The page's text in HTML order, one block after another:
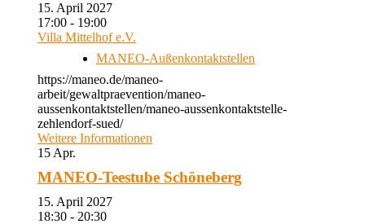
15. April 2027
17:00 - 19:00
Villa Mittelhof e.V.
MANEO-Außenkontaktstellen
https://maneo.de/maneo-
arbeit/gewaltpraevention/maneo-
aussenkontaktstellen/maneo-aussenkontaktstelle-
zehlendorf-sued/
Weitere Informationen
15 Apr.
MANEO-Teestube Schöneberg
15. April 2027
18:30 - 20:30